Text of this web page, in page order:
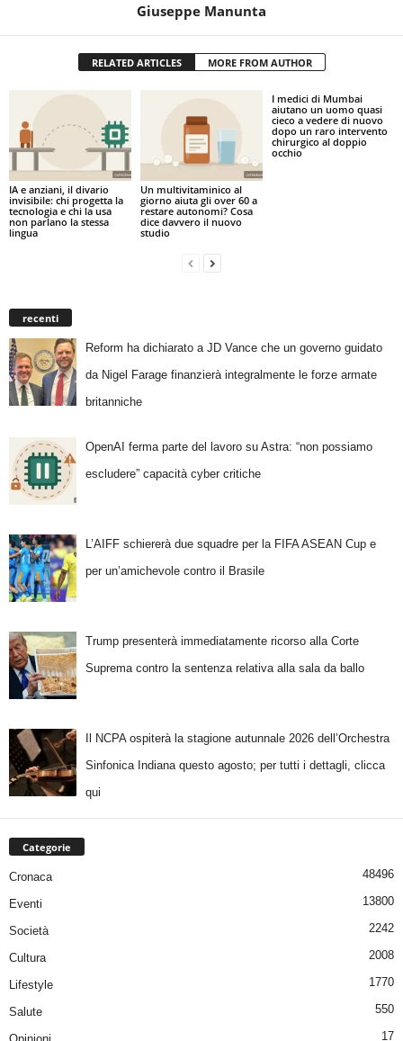
Giuseppe Manunta
RELATED ARTICLES MORE FROM AUTHOR
IA e anziani, il divario
invisibile: chi progetta la
tecnologia e chi la usa
non parlano la stessa
lingua
Un multivitaminico al
giorno aiuta gli over 60 a
restare autonomi? Cosa
dice davvero il nuovo
studio
I medici di Mumbai
aiutano un uomo quasi
cieco a vedere di nuovo
dopo un raro intervento
chirurgico al doppio
occhio
recenti
Reform ha dichiarato a JD Vance che un governo guidato
da Nigel Farage finanzierà integralmente le forze armate
britanniche
OpenAI ferma parte del lavoro su Astra: “non possiamo
escludere” capacità cyber critiche
L’AIFF schiererà due squadre per la FIFA ASEAN Cup e
per un’amichevole contro il Brasile
Trump presenterà immediatamente ricorso alla Corte
Suprema contro la sentenza relativa alla sala da ballo
Il NCPA ospiterà la stagione autunnale 2026 dell’Orchestra
Sinfonica Indiana questo agosto; per tutti i dettagli, clicca
qui
Categorie
Cronaca 48496
Eventi 13800
Società 2242
Cultura 2008
Lifestyle 1770
Salute 550
17